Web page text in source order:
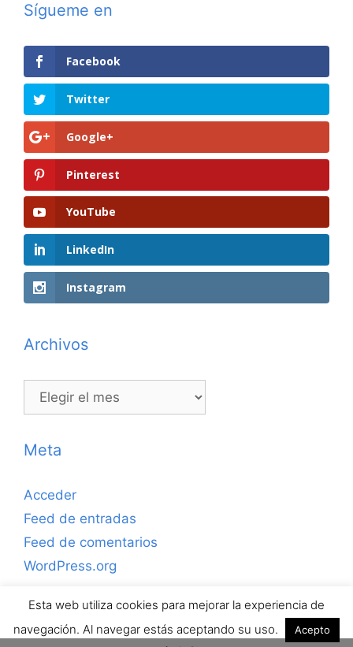
Sígueme en
Facebook
Twitter
Google+
Pinterest
YouTube
LinkedIn
Instagram
Archivos
Archivos
Meta
Acceder
Feed de entradas
Feed de comentarios
WordPress.org
Copyrihgt © 2026 ejerciciosdefutbolsala.com por José
Esta web utiliza cookies para mejorar la experiencia de
navegación. Al navegar estás aceptando su uso.
Acepto